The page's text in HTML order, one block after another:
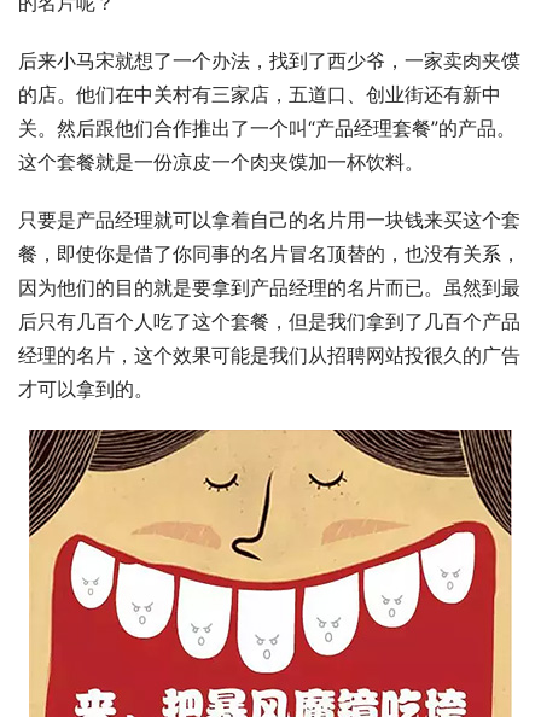
后来小马宋就想了一个办法，找到了西少爷，一家卖肉夹馍
的店。他们在中关村有三家店，五道口、创业街还有新中
关。然后跟他们合作推出了一个叫“产品经理套餐”的产品。
这个套餐就是一份凉皮一个肉夹馍加一杯饮料。
只要是产品经理就可以拿着自己的名片用一块钱来买这个套
餐，即使你是借了你同事的名片冒名顶替的，也没有关系，
因为他们的目的就是要拿到产品经理的名片而已。虽然到最
后只有几百个人吃了这个套餐，但是我们拿到了几百个产品
经理的名片，这个效果可能是我们从招聘网站投很久的广告
才可以拿到的。